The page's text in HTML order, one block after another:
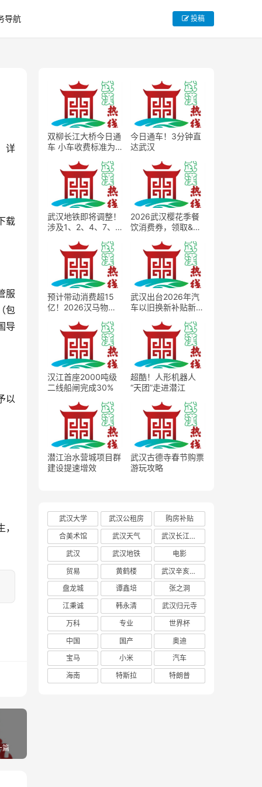
导航 投稿
详
载
服
包
导
以
篇
双柳长江大桥今日通
车 小车收费标准为
今日通车！3分钟直
达武汉
武汉地铁即将调整！
涉及1、2、4、7、8
2026武汉樱花季餐
饮消费券，领取&使
预计带动消费超15
亿！2026汉马物资
武汉出台2026年汽
车以旧换新补贴新
撬动车市消费扩容
汉江首座2000吨级
二线船闸完成30%
超酷！人形机器人
“天团”走进潜江
潜江治水营城项目群
建设提速增效
武汉古德寺春节购票
游玩攻略
武汉大学 武汉公租房
购房补贴
合美术馆
武汉天气
武汉长江大桥
武汉
武汉地铁
电影
贸易
黄鹤楼
武汉辛亥革命博物馆
盘龙城
谭鑫培
张之洞
江秉诚
韩永清
武汉归元寺
万科
专业
世界杯
中国
国产
奥迪
宝马
小米
汽车
海南
特斯拉 特朗普